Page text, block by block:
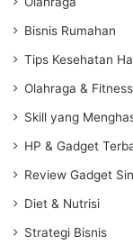
Bisnis Rumahan
Tips Kesehatan
Olahraga & Fitness
Skill yang
HP & Gadget
Review Gadget
Diet & Nutrisi
Strategi Bisnis